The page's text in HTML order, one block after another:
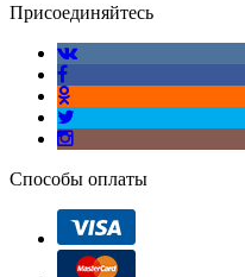
Присоединяйтесь
Способы оплаты